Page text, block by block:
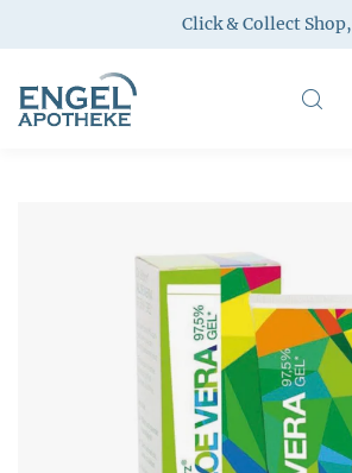
Click & Collect Shop,